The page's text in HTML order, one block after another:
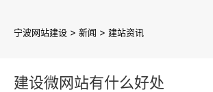
宁波网站建设 > 新闻 > 建站资讯
建设微网站有什么好处